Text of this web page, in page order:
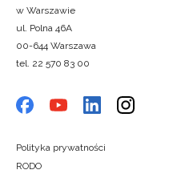
w Warszawie
ul. Polna 46A
00-644 Warszawa
tel. 22 570 83 00
Polityka prywatności
RODO